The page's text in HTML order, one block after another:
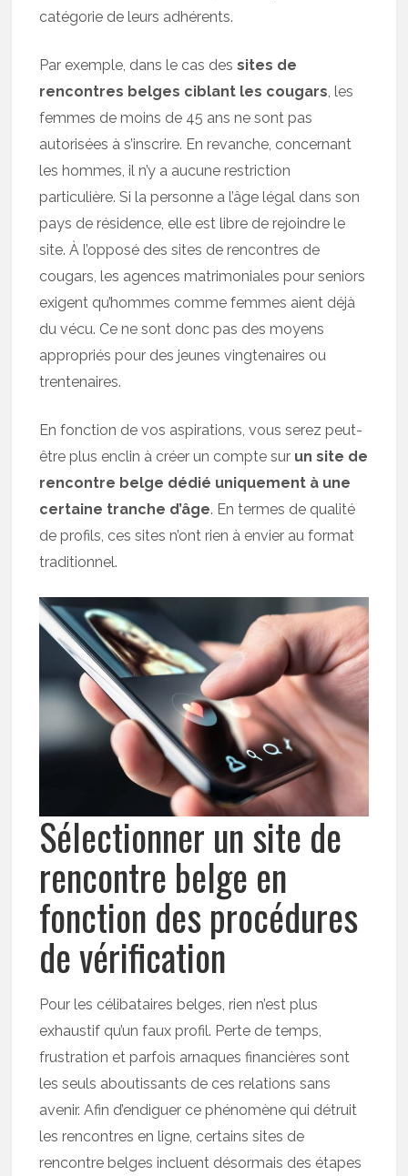
catégorie de leurs adhérents.
Par exemple, dans le cas dessites de
rencontres belges ciblant les cougars, les
femmes de moins de 45 ans ne sont pas
autorisées à s’inscrire. En revanche, concernant
les hommes, il n’y a aucune restriction
particulière. Si la personne a l’âge légal dans son
pays de résidence, elle est libre de rejoindre le
site. À l’opposé des sites de rencontres de
cougars, les agences matrimoniales pour seniors
exigent qu’hommes comme femmes aient déjà
du vécu. Ce ne sont donc pas des moyens
appropriés pour des jeunes vingtenaires ou
trentenaires.
En fonction de vos aspirations, vous serez peut-
être plus enclin à créer un compte sur un site de
rencontre belge dédié uniquement à une
certaine tranche d’âge. En termes de qualité
de profils, ces sites n’ont rien à envier au format
traditionnel.
Sélectionner un site de
rencontre belge en
fonction des procédures
de vérification
Pour les célibataires belges, rien n’est plus
exhaustif qu’un faux profil. Perte de temps,
frustration et parfois arnaques financières sont
les seuls aboutissants de ces relations sans
avenir. Afin d’endiguer ce phénomène qui détruit
les rencontres en ligne, certains sites de
rencontre belges incluent désormais des étapes